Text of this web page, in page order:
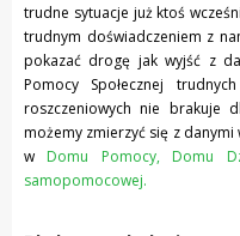
trudne sytuacje już ktoś
trudnym doświadczeniem z
pokazać drogę jak wyjść z
Pomocy Społecznej
roszczeniowych nie brakuje
możemy zmierzyć się z
w Domu Pomocy, Domu
samopomocowej.